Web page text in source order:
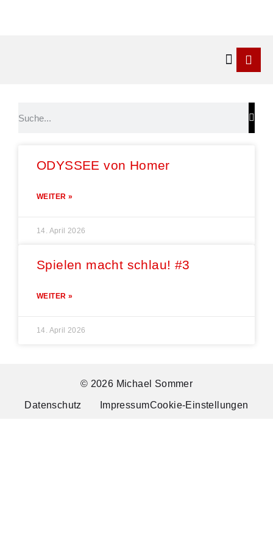
ODYSSEE von Homer
WEITER »
14. April 2026
Spielen macht schlau! #3
WEITER »
14. April 2026
© 2026 Michael Sommer
Datenschutz ImpressumCookie-Einstellungen